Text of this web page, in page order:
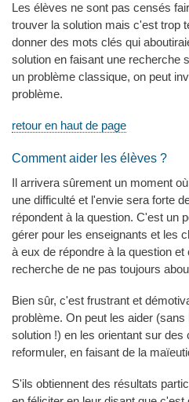
Les élèves ne sont pas censés
trouver la solution mais c'est trop
donner des mots clés qui
solution en faisant une recherche
un problème classique, on peut
problème.
retour en haut de page
Comment aider les élèves ?
Il arrivera sûrement un moment
une difficulté et l'envie sera forte
répondent à la question. C'est un
gérer pour les enseignants et les
à eux de répondre à la question
recherche de ne pas toujours
Bien sûr, c'est frustrant et
problème. On peut les aider
solution !) en les orientant sur
reformuler, en faisant de la
S'ils obtiennent des résultats